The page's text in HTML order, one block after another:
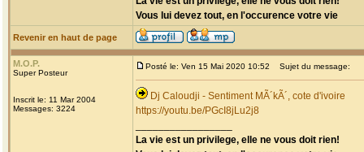
Vous lui devez tout, en l'occurence votre vie
Revenir en haut de page
M.O.P.
Super Posteur
Inscrit le: 11 Mar 2004
Messages: 3224
Posté le: Ven 15 Mai 2020 10:52 Sujet du message:
Dj Caloudji - Sentiment MÃ´kÃ´, cote d'ivoire
https://youtu.be/PGcI8jLu2j8
La vie est un privilege, elle ne vous doit rien!